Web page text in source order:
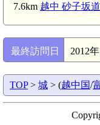
越
7.6km 越中 砂子坂
最終訪問日 2012
TOP> 城 > (越中国/